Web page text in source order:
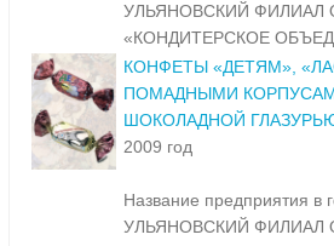
УЛЬЯНОВСКИЙ ФИЛИАЛ
«КОНДИТЕРСКОЕ
КОНФЕТЫ «ДЕТЯМ»,
ПОМАДНЫМИ
ШОКОЛАДНОЙ
2009 год
Название предприятия в
УЛЬЯНОВСКИЙ ФИЛИАЛ